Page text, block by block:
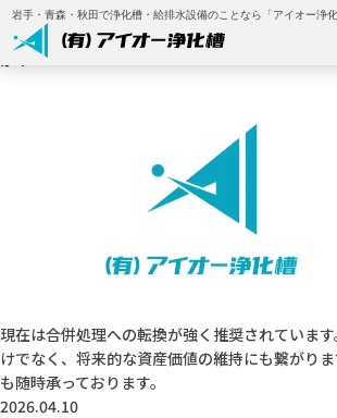
岩手・青森・秋田で浄化槽・給排水設備のことなら「アイオー浄化
会社概要
2026.04.10
単独処理浄化槽（トイレのみ）から合併処理浄
か？
現在は合併処理への転換が強く推奨されていま
けでなく、将来的な資産価値の維持にも繋がり
も随時承っております。
2026.04.10